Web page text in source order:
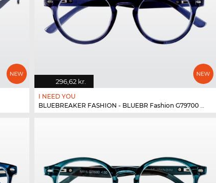
296,62 kr.
I NEED YOU
BLUEBREAKER FASHION - BLUEBR Fashion G79700 blau